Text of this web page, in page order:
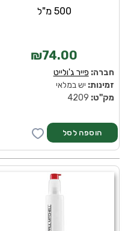
500 מ"ל
₪74.00
חברה: פייר ג'ולייט
זמינות: יש במלאי
מק''ט: